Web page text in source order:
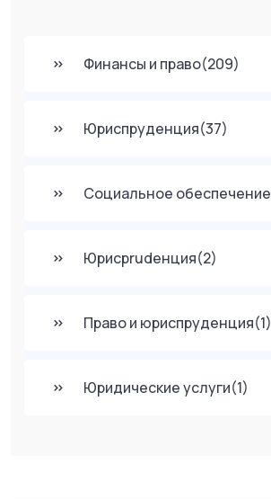
Финансы и право(209)
Юриспруденция(37)
Социальное обеспечение
Юрисprudенция(2)
Право и юриспруденция(1)
Юридические услуги(1)